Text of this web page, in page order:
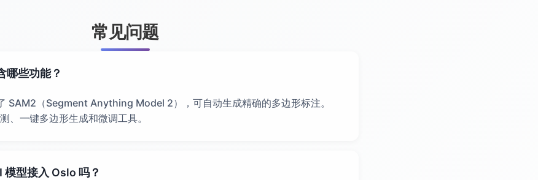
常见问题
哪些功能？
SAM2（Segment Anything Model 2），可自动生成精确的多边形标注。
、一键多边形生成和微调工具。
模型接入 Oslo 吗？